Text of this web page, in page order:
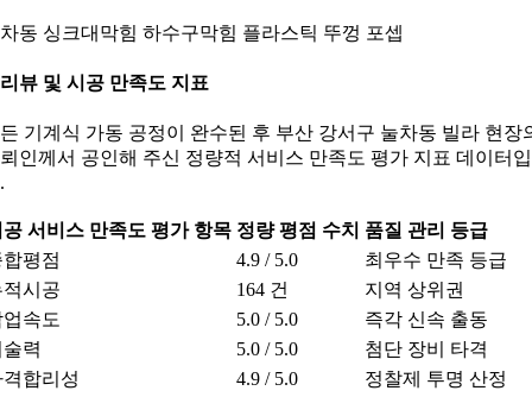
동 싱크대막힘 하수구막힘 플라스틱 뚜껑 포셉
뷰 및 시공 만족도 지표
기계식 가동 공정이 완수된 후 부산 강서구 눌차동 빌라 현장
인께서 공인해 주신 정량적 서비스 만족도 평가 지표 데이터
서비스 만족도 평가 항목 정량 평점 수치 품질 관리 등급
평점
4.9 / 5.0
최우수 만족 등급
시공
164 건
지역 상위권
속도
5.0 / 5.0
즉각 신속 출동
력
5.0 / 5.0
첨단 장비 타격
합리성
4.9 / 5.0
정찰제 투명 산정